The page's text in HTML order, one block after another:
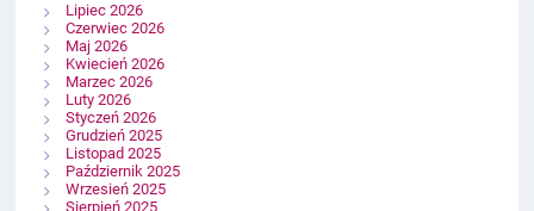
Lipiec 2026
Czerwiec 2026
Maj 2026
Kwiecień 2026
Marzec 2026
Luty 2026
Styczeń 2026
Grudzień 2025
Listopad 2025
Październik 2025
Wrzesień 2025
Sierpień 2025